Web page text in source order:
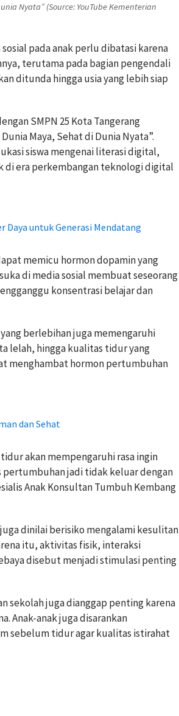
Nyata” (Source: YouTube Kementerian
pada anak perlu dibatasi karena
terutama pada bagian pengendali
ditunda hingga usia yang lebih siap
SMPN 25 Kota Tangerang
Maya, Sehat di Dunia Nyata”.
siswa mengenai literasi digital,
di era perkembangan teknologi digital
Daya untuk Generasi Mendatang
memicu hormon dopamin yang
di media sosial membuat seseorang
konsentrasi belajar dan
berlebihan juga memengaruhi
lelah, hingga kualitas tidur yang
menghambat hormon pertumbuhan
dan Sehat
akan mempengaruhi rasa ingin
jadi tidak keluar dengan
Anak Konsultan Tumbuh Kembang
dinilai berisiko mengalami kesulitan
itu, aktivitas fisik, interaksi
disebut menjadi stimulasi penting
sekolah juga dianggap penting karena
Anak-anak juga disarankan
sebelum tidur agar kualitas istirahat